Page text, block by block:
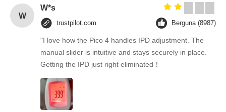
W
W*s
trustpilot.com Berguna (8987)
"I love how the Pico 4 handles IPD adjustment. The
manual slider is intuitive and stays securely in place.
Getting the IPD just right eliminated！